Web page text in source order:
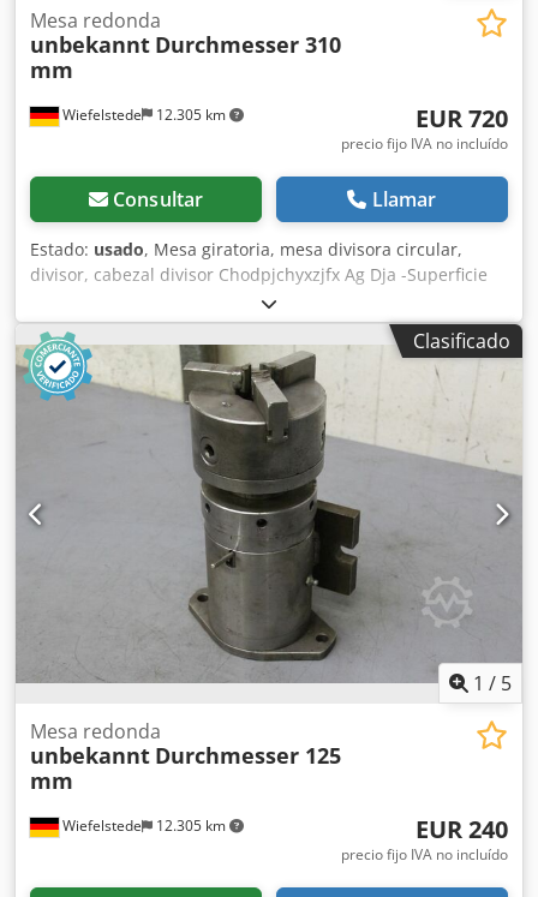
Wiefelstede 12.305 km
Mesa redonda
unbekannt Durchmesser 310
mm
EUR 720
precio fijo IVA no incluído
Consultar Llamar
Estado: usado, Mesa giratoria, mesa divisora circular,
divisor, cabezal divisor Chodpjchyxzjfx Ag Dja -Superficie
de sujeción: Ø 310 mm -Altura: 130 mm -Ranura: mm -
Dimensiones: 410/380/A130 mm -Peso: 40 kg
Clasificado
1 / 5
Wiefelstede 12.305 km
Mesa redonda
unbekannt Durchmesser 125
mm
EUR 240
precio fijo IVA no incluído